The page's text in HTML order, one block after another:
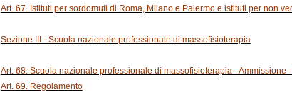
Art. 67. Istituti per sordomuti di Roma, Milano e Palermo e istituti per non
Sezione III - Scuola nazionale professionale di massofisioterapia
Art. 68. Scuola nazionale professionale di massofisioterapia - Ammissione
Art. 69. Regolamento